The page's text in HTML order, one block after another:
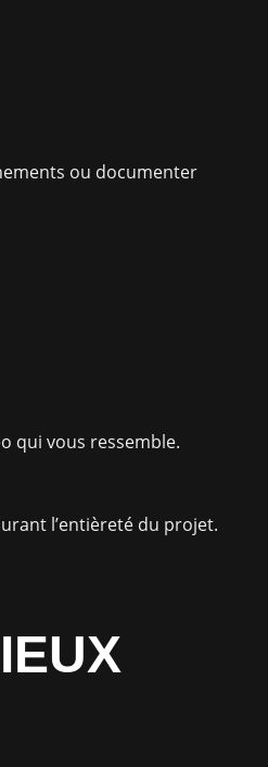
ou documenter
qui vous ressemble.
l’entièreté du projet.